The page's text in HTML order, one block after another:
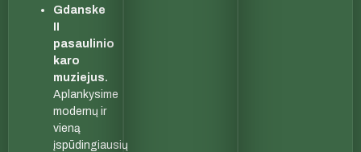
Gdanske
pasaulinio
karo
muziejus.
Aplankysime
modernų ir
vieną
įspūdingiausių